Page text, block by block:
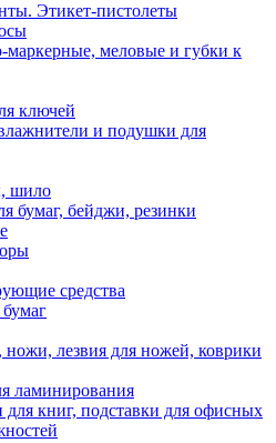
Этикет-пистолеты
маркерные, меловые и губки к
ключей
и подушки для
шило
бумаг, бейджи, резинки
средства
лезвия для ножей, коврики
ламинирования
для книг, подставки для офисных